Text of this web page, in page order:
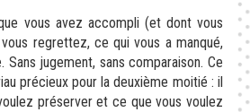
vous avez accompli (et dont vous
regrettez, ce qui vous a manqué,
Sans jugement, sans comparaison. Ce
précieux pour la deuxième moitié : il
préserver et ce que vous voulez